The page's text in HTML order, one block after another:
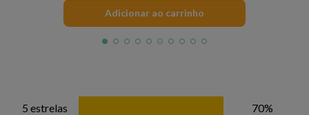
Adicionar ao carrinho
5 estrelas 70%